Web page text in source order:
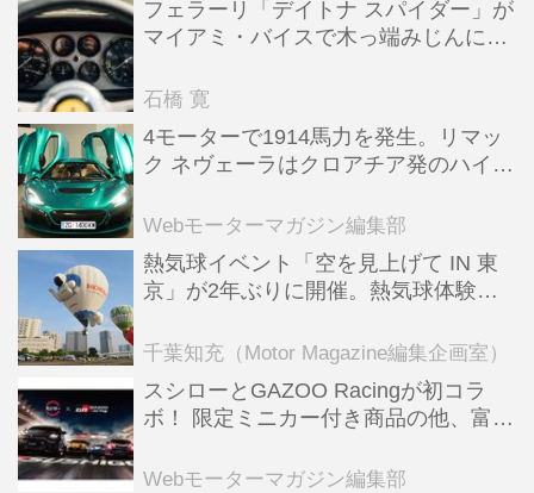
フェラーリ「デイトナ スパイダー」が
マイアミ・バイスで木っ端みじんにな
石橋 寛
4モーターで1914馬力を発生。リマッ
ク ネヴェーラはクロアチア発のハイパ
全版／115】
Webモーターマガジン編集部
熱気球イベント「空を見上げて IN 東
京」が2年ぶりに開催。熱気球体験搭
ンテンツも
千葉知充（Motor Magazine編集企画室）
スシローとGAZOO Racingが初コラ
ボ！ 限定ミニカー付き商品の他、富士
る抽選企画などを展開
Webモーターマガジン編集部